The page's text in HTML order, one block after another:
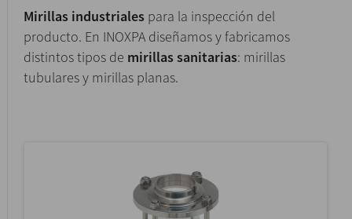
Mirillas industriales para la inspección del
producto. En INOXPA diseñamos y fabricamos
distintos tipos de mirillas sanitarias: mirillas
tubulares y mirillas planas.